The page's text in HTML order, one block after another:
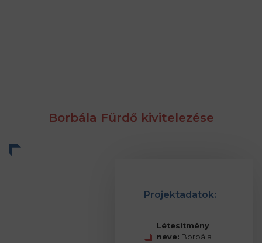
Borbála Fürdő kivitelezése
Projektadatok:
Létesítmény
neve: Borbála